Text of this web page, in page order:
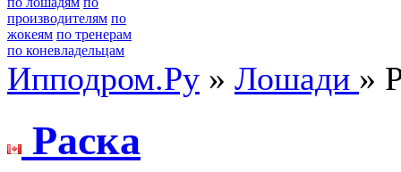
производителям по
жокеям по тренерам
по коневладельцам
Ипподром.Ру » Лошади »
Рacкa